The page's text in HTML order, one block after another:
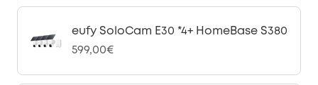
eufy SoloCam E30 *4+ HomeBase S380
599,00€